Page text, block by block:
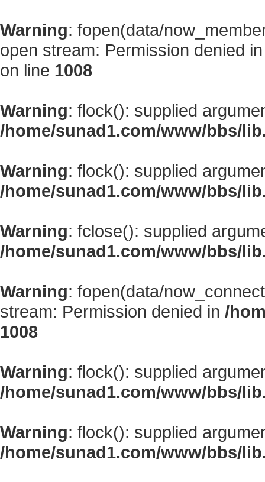
Warning: fopen(data/
open stream: Permission denied
on line 1008
Warning: flock(): supplied
/home/sunad1.com/www/bbs/
Warning: flock(): supplied
/home/sunad1.com/www/bbs/
Warning: fclose(): supplied
/home/sunad1.com/www/bbs/
Warning: fopen(data/
stream: Permission denied in /
1008
Warning: flock(): supplied
/home/sunad1.com/www/bbs/
Warning: flock(): supplied
/home/sunad1.com/www/bbs/